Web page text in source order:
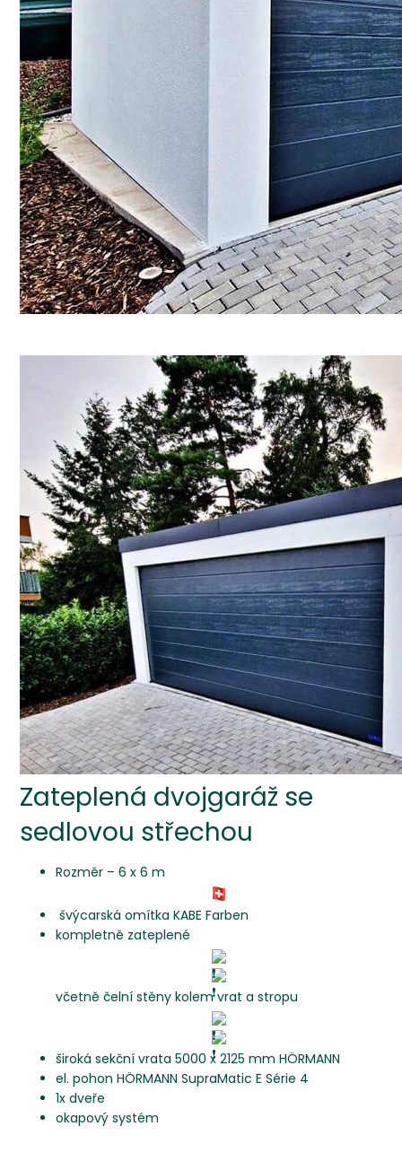
Zateplená dvojgaráž se
sedlovou střechou
Rozměr – 6 x 6 m
švýcarská omítka KABE Farben
kompletně zateplené
včetně čelní stěny kolem vrat a stropu
široká sekční vrata 5000 x 2125 mm HÖRMANN
el. pohon HÖRMANN SupraMatic E Série 4
1x dveře
okapový systém